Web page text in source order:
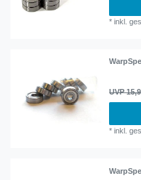
*inkl.
UVP
*inkl.